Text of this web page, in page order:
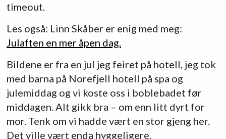
timeout.
Les også: Linn Skåber er enig med meg:
Julaften en mer åpen dag.
Bildene er fra en jul jeg feiret på hotell, jeg tok
med barna på Norefjell hotell på spa og
julemiddag og vi koste oss i boblebadet før
middagen. Alt gikk bra – om enn litt dyrt for
mor. Tenk om vi hadde vært en stor gjeng her.
Det ville vært enda hyggeligere.